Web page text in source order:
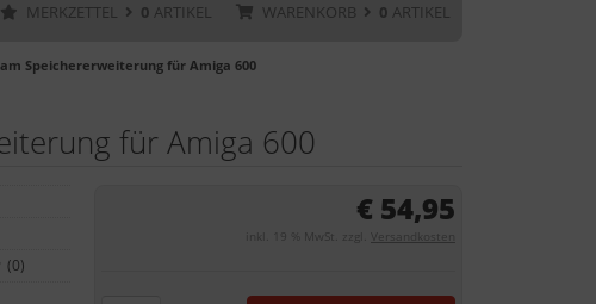
WARENKORB 0 ARTIKEL
MERKZETTEL 0 ARTIKEL
Speichererweiterung für Amiga 600
für Amiga 600
€ 54,95
inkl. 19 % MwSt. zzgl. Versandkosten
(0)